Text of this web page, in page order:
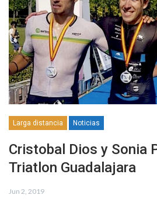
Larga distancia Noticias
Cristobal Dios y Sonia
Triatlon Guadalajara
Jun 2, 2019